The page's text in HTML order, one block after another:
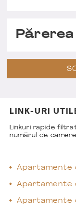
Părerea
LINK-URI
Linkuri rapide
numărul de camere
Apartamente
Apartamente
Apartamente